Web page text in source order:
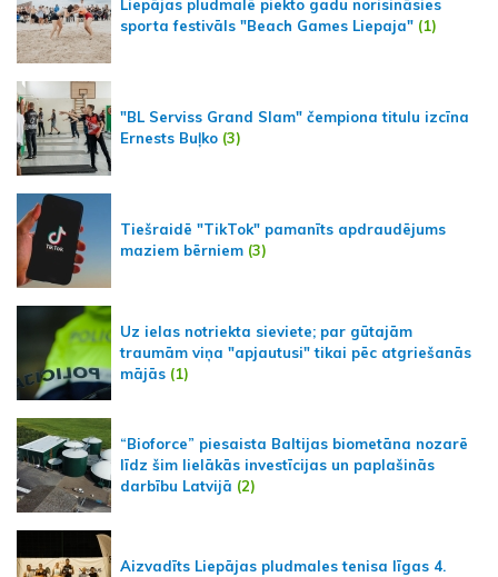
Liepājas pludmalē piekto gadu norisināsies
sporta festivāls "Beach Games Liepaja" (1)
"BL Serviss Grand Slam" čempiona titulu izcīna
Ernests Buļko (3)
Tiešraidē "TikTok" pamanīts apdraudējums
maziem bērniem (3)
Uz ielas notriekta sieviete; par gūtajām
traumām viņa "apjautusi" tikai pēc atgriešanās
mājās (1)
“Bioforce” piesaista Baltijas biometāna nozarē
līdz šim lielākās investīcijas un paplašinās
darbību Latvijā (2)
Aizvadīts Liepājas pludmales tenisa līgas 4.